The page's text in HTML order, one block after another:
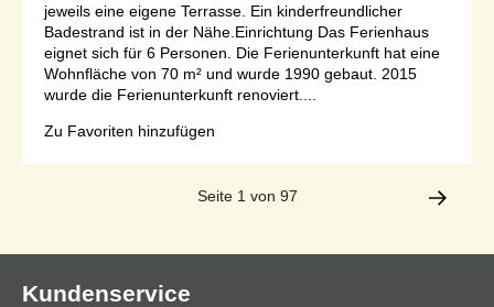
jeweils eine eigene Terrasse. Ein kinderfreundlicher
Badestrand ist in der Nähe.Einrichtung Das Ferienhaus
eignet sich für 6 Personen. Die Ferienunterkunft hat eine
Wohnfläche von 70 m² und wurde 1990 gebaut. 2015
wurde die Ferienunterkunft renoviert....
Zu Favoriten hinzufügen
Seite 1 von 97
Kundenservice